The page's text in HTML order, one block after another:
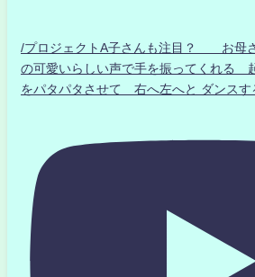
/プロジェクトA子さんも注目？ お母
の可愛いらしい声で手を振ってくれる
をパタパタさせて 右へ左へと ダンスす